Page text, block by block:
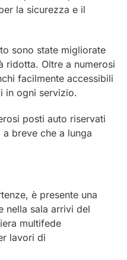
la sicurezza e il
sono state migliorate
ridotta. Oltre a numerosi
facilmente accessibili
in ogni servizio.
posti auto riservati
breve che a lunga
è presente una
nella sala arrivi del
multifede
lavori di